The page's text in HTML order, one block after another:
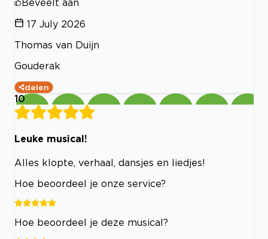
17 July 2026
Thomas van Duijn
Gouderak
delen
10
Leuke musical!
Alles klopte, verhaal, dansjes en liedjes!
Hoe beoordeel je onze service?
Hoe beoordeel je deze musical?